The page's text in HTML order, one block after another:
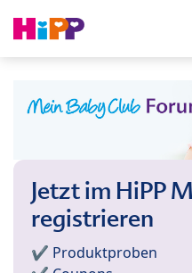
Jetzt im HiPP
registrieren
✔️ Produktproben